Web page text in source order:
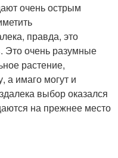
очень острым
правда, это
Это очень разумные
растение,
а имаго могут и
выбор оказался
на прежнее место